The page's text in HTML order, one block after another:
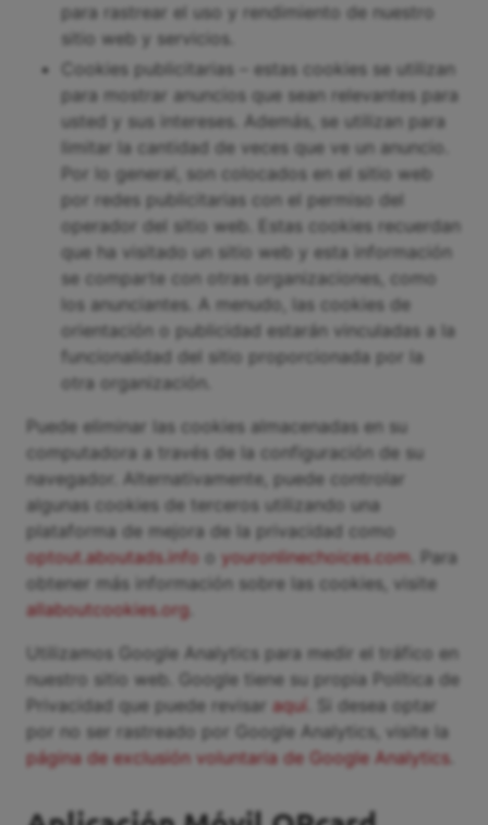
para rastrear el uso y rendimiento de nuestro
sitio web y servicios.
Cookies publicitarias – estas cookies se utilizan
para mostrar anuncios que sean relevantes para
usted y sus intereses. Además, se utilizan para
limitar la cantidad de veces que ve un anuncio.
Por lo general, son colocados en el sitio web
por redes publicitarias con el permiso del
operador del sitio web. Estas cookies recuerdan
que ha visitado un sitio web y esta información
se comparte con otras organizaciones, como
los anunciantes. A menudo, las cookies de
orientación o publicidad estarán vinculadas a la
funcionalidad del sitio proporcionada por la
otra organización.
Puede eliminar las cookies almacenadas en su
computadora a través de la configuración de su
navegador. Alternativamente, puede controlar
algunas cookies de terceros utilizando una
plataforma de mejora de la privacidad como
optout.aboutads.info o youronlinechoices.com . Para
obtener más información sobre las cookies, visite
allaboutcookies.org
Utilizamos Google Analytics para medir el tráfico en
nuestro sitio web. Google tiene su propia Política de
Privacidad que puede revisar aquí . Si desea optar
por no ser rastreado por Google Analytics, visite la
página de exclusión voluntaria de Google Analytics